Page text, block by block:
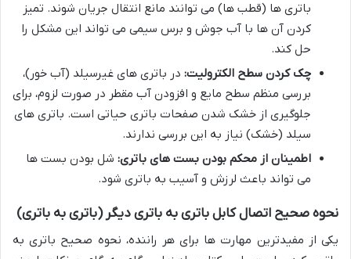
باتری ها (قطب ها) می توانند مانع انتقال جریان شوند. تمیز
کردن آن ها با آب جوش و برس سیمی می تواند این مشکل را
حل کند.
چک کردن سطح الکترولیت: در باتری های غیرسیلد (آب خور)،
بررسی منظم سطح مایع و افزودن آب مقطر در صورت لزوم، برای
جلوگیری از خشک شدن صفحات باتری حیاتی است. باتری های
سیلد (خشک) نیاز به این بررسی ندارند.
اطمینان از محکم بودن بست های باتری: شل بودن بست ها
می تواند باعث لرزش و آسیب به باتری شود.
نحوه صحیح اتصال کابل باتری به باتری دیگر (باتری به باتری)
یکی از مفیدترین مهارت ها برای هر راننده، نحوه صحیح باتری به